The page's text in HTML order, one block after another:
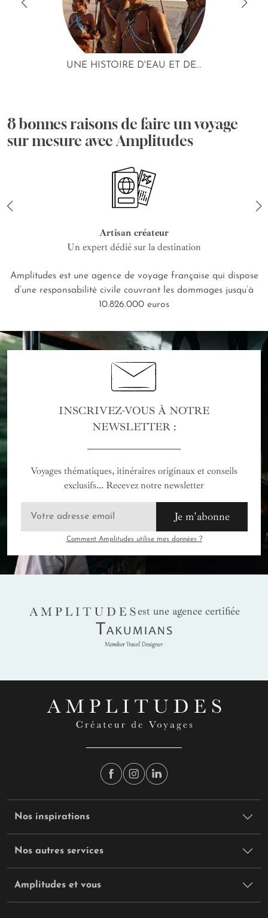
UNE HISTOIRE D'EAU ET DE...
8 bonnes raisons de faire un voyage
sur mesure avec Amplitudes
Artisan créateur
Un expert dédié sur la destination
Amplitudes est une agence de voyage française qui dispose
d’une responsabilité civile couvrant les dommages jusqu’à
10.826.000 euros
INSCRIVEZ-VOUS À NOTRE
NEWSLETTER :
Voyages thématiques, itinéraires originaux et conseils
exclusifs... Recevez notre newsletter
Je m'abonne
Comment Amplitudes utilise mes données ?
AMPLITUDES
est une agence certifiée
Takumians
Nos inspirations
Nos autres services
Amplitudes et vous